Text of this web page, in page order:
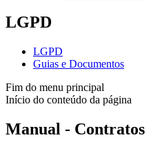
LGPD
LGPD
Guias e Documentos
Fim do menu principal
Início do conteúdo da página
Manual - Contratos